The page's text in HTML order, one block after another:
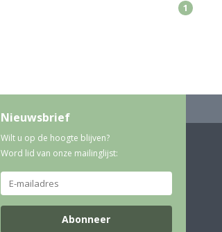
1
Nieuwsbrief
Wilt u op de hoogte blijven?
Word lid van onze mailinglijst:
Abonneer